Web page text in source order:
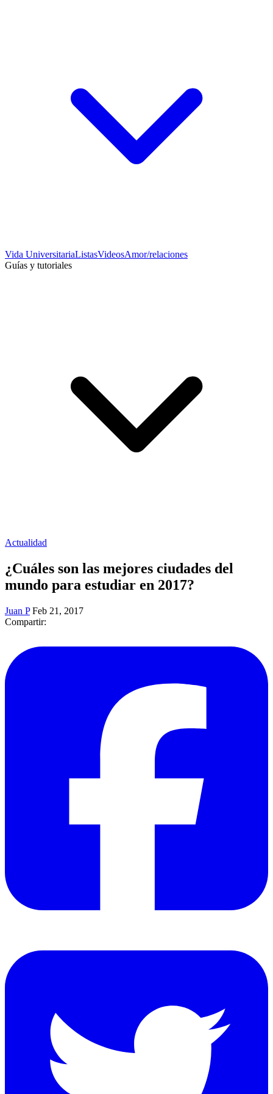
Vida UniversitariaListasVideosAmor/relaciones
Guías y tutoriales
Actualidad
¿Cuáles son las mejores ciudades del
mundo para estudiar en 2017?
Juan P Feb 21, 2017
Compartir: